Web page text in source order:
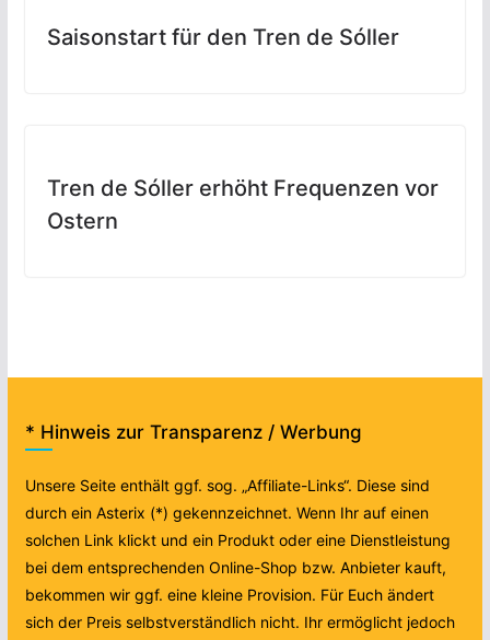
Saisonstart für den Tren de Sóller
Tren de Sóller erhöht Frequenzen vor
Ostern
* Hinweis zur Transparenz / Werbung
Unsere Seite enthält ggf. sog. „Affiliate-Links“. Diese sind
durch ein Asterix (*) gekennzeichnet. Wenn Ihr auf einen
solchen Link klickt und ein Produkt oder eine Dienstleistung
bei dem entsprechenden Online-Shop bzw. Anbieter kauft,
bekommen wir ggf. eine kleine Provision. Für Euch ändert
sich der Preis selbstverständlich nicht. Ihr ermöglicht jedoch